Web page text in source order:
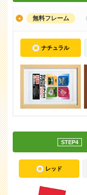
無料フレーム
ナチュラル
STEP4
レッド